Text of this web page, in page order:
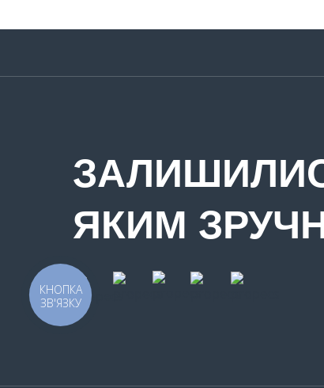
ЯКИМ
КНОПКА
ЗВ'ЯЗКУ